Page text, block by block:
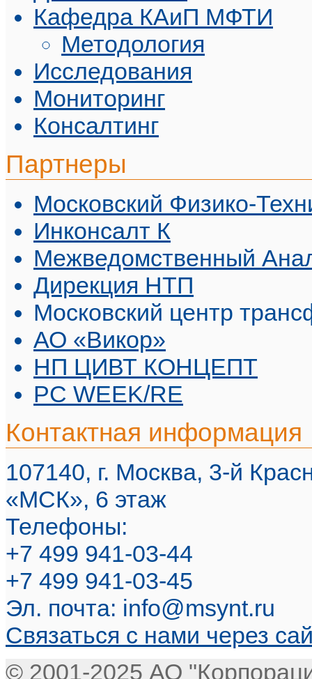
Кафедра КАиП МФТИ
Методология
Исследования
Мониторинг
Консалтинг
Партнеры
Московский Физико-
Инконсалт К
Межведомственный
Дирекция НТП
Московский центр
АО «Викор»
НП ЦИВТ КОНЦЕПТ
PC WEEK/RE
Контактная информация
107140, г. Москва, 3-й
«МСК», 6 этаж
Телефоны:
+7 499 941-03-44
+7 499 941-03-45
Эл. почта: info@msynt.ru
Связаться с нами через
© 2001-2025 АО